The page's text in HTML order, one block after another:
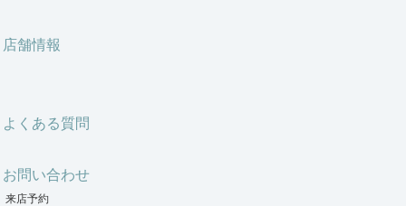
店舗情報
よくある質問
お問い合わせ
来店予約